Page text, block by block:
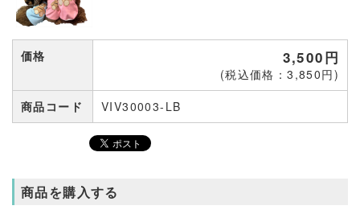
価格 3,500円
(税込価格：3,850円)
商品コード
VIV30003-LB
商品を購入する